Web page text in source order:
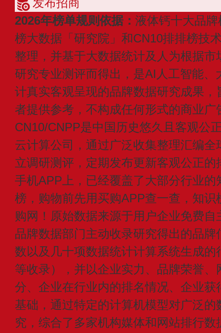
发布招商
2026年榜单规则依据： 液体钙十大品
榜大数据「研究院」和CN10排排榜技
整理，并基于大数据统计及人为根据
研究专业测评而得出，是AI人工智能、
计真实客观呈现的品牌数据研究成果
者提供参考，不构成任何形式的商业广
CN10/CNPP是中国历史悠久且客观公
云计算公司，通过广泛收集整理汇编
立调研测评，定期发布更新客观公正
手机APP上，已经覆盖了大部分行业
榜，购物前先用买购APP查一查，知
购网！原始数据来源于用户企业免费
品牌数据部门主动收录研究得出的品
数以及几十项数据统计计算系统生成
等收录），并以企业实力、品牌荣誉
分、企业在行业内的排名情况、企业
基础，通过特定的计算机模型对广泛
究，综合了多家机构媒体和网站排行